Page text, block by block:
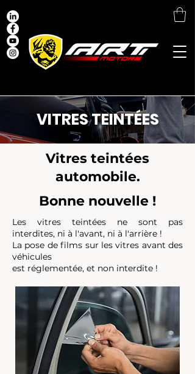
VITRES TEINTÉES
Vitres teintées
automobile.
Bonne nouvelle !
Les vitres teintées ne sont pas
interdites, ni à l'avant, ni à l'arrière !
La pose de films sur les vitres avant des
véhicules
est réglementée, et non interdite !